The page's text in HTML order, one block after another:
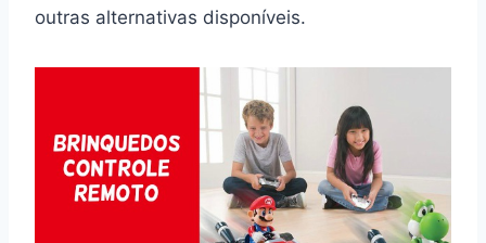
outras alternativas disponíveis.